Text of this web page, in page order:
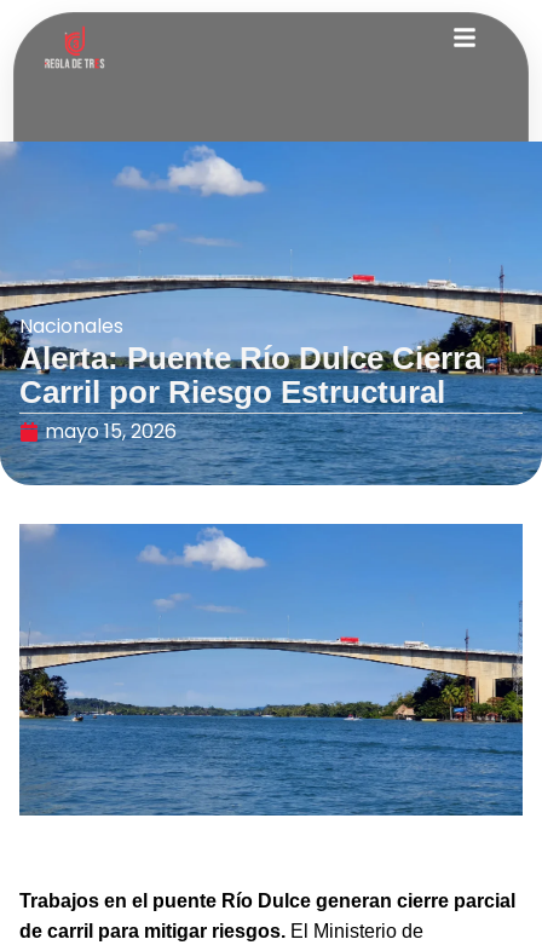
Nacionales
Alerta: Puente Río Dulce Cierra
Carril por Riesgo Estructural
mayo 15, 2026
Trabajos en el puente Río Dulce generan cierre parcial
de carril para mitigar riesgos. El Ministerio de